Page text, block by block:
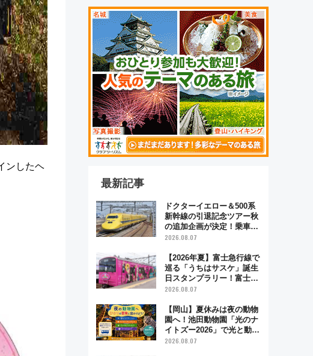
ンしたヘ
最新記事
ドクターイエロー＆500系
新幹線の引退記念ツアー秋
の追加企画が決定！乗車体
験やグッズ・ホテル情報ま
2026.08.07
【2026年夏】富士急行線で
巡る「うちはサスケ」誕生
日スタンプラリー！富士急
ハイランド限定グルメ＆グ
2026.08.07
【岡山】夏休みは夜の動物
園へ！池田動物園「光のナ
イトズー2026」で光と動物
が彩る特別な夜
2026.08.07